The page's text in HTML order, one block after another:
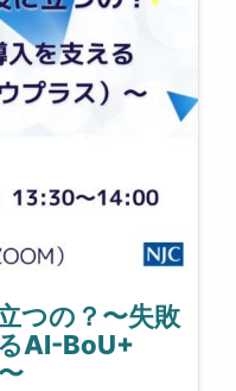
つの？〜失敗
AI-BoU+